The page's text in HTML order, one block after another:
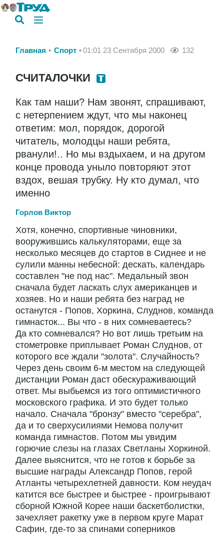
Главная Спорт 01:01 23 Сентября 2000 132
СЧИТАЛОЧКИ
Как там наши? Нам звонят, спрашивают,
с нетерпением ждут, что мы наконец
ответим: мол, порядок, дорогой
читатель, молодцы наши ребята,
рванули!.. Но мы вздыхаем, и на другом
конце провода уныло повторяют этот
вздох, вешая трубку. Ну кто думал, что
именно
Горлов Виктор
Хотя, конечно, спортивные чиновники,
вооружившись калькуляторами, еще за
несколько месяцев до стартов в Сиднее и не
сулили манны небесной: дескать, календарь
составлен "не под нас". Медальный звон
сначала будет ласкать слух американцев и
хозяев. Но и наши ребята без наград не
останутся - Попов, Хоркина, Слуднов, команда
гимнасток... Вы что - в них сомневаетесь?
Да кто сомневался? Но вот лишь третьим на
стометровке приплывает Роман Слуднов, от
которого все ждали "золота". Случайность?
Через день своим 6-м местом на следующей
дистанции Роман даст обескураживающий
ответ. Мы выбьемся из того оптимистичного
московского графика. И это будет только
начало. Сначала "бронзу" вместо "серебра",
да и то сверхусилиями Немова получит
команда гимнастов. Потом мы увидим
горючие слезы на глазах Светланы Хоркиной.
Далее выяснится, что не готов к борьбе за
высшие награды Александр Попов, герой
Атланты четырехлетней давности. Ком неудач
катится все быстрее и быстрее - проигрывают
сборной Южной Корее наши баскетболистки,
зачехляет ракетку уже в первом круге Марат
Сафин, где-то за спинами соперников